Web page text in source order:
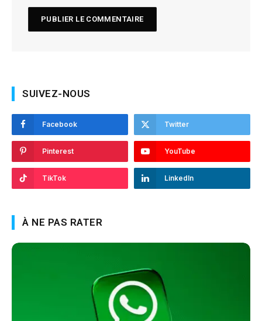
SUIVEZ-NOUS
Facebook Twitter
Pinterest YouTube
TikTok LinkedIn
À NE PAS RATER